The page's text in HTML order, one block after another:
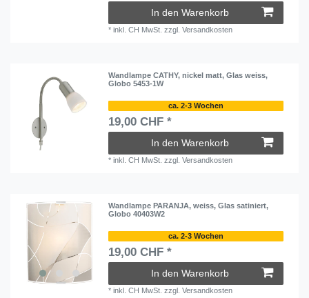
In den Warenkorb
*inkl. CH MwSt. zzgl.Versandkosten
Wandlampe CATHY, nickel matt, Glas weiss,
Globo 5453-1W
ca. 2-3 Wochen
19,00 CHF *
In den Warenkorb
*inkl. CH MwSt. zzgl.Versandkosten
Wandlampe PARANJA, weiss, Glas satiniert,
Globo 40403W2
ca. 2-3 Wochen
19,00 CHF *
In den Warenkorb
*inkl. CH MwSt. zzgl.Versandkosten